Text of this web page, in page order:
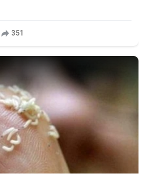
351